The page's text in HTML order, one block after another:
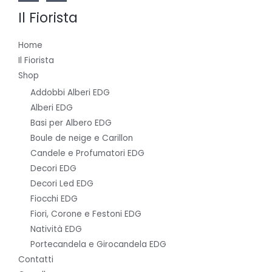
Il Fiorista
Home
Il Fiorista
Shop
Addobbi Alberi EDG
Alberi EDG
Basi per Albero EDG
Boule de neige e Carillon
Candele e Profumatori EDG
Decori EDG
Decori Led EDG
Fiocchi EDG
Fiori, Corone e Festoni EDG
Natività EDG
Portecandela e Girocandela EDG
Contatti